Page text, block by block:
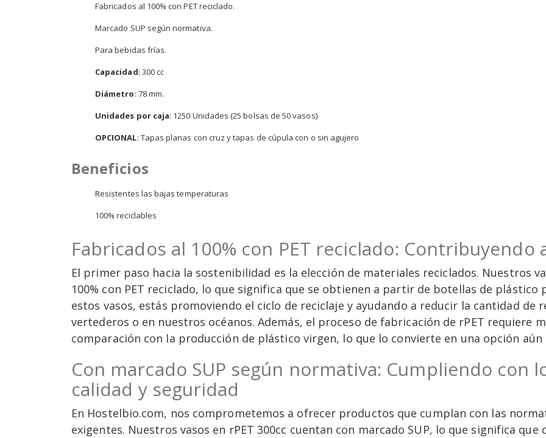
Fabricados al 100% con PET reciclado.
Marcado SUP según normativa.
Para bebidas frías.
Capacidad: 300 cc
Diámetro: 78 mm.
Unidades por caja: 1250 Unidades (25 bolsas de 50 vasos)
OPCIONAL: Tapas planas con cruz y tapas de cúpula con o sin agujero
Beneficios
Resistentes las bajas temperaturas
100% reciclables
Fabricados al 100% con PET reciclado: Contribuyendo
El primer paso hacia la sostenibilidad es la elección de materiales reciclados. Nuestros
100% con PET reciclado, lo que significa que se obtienen a partir de botellas de
estos vasos, estás promoviendo el ciclo de reciclaje y ayudando a reducir la cantidad de
vertederos o en nuestros océanos. Además, el proceso de fabricación de rPET requiere
comparación con la producción de plástico virgen, lo que lo convierte en una opción aún
Con marcado SUP según normativa: Cumpliendo con
calidad y seguridad
En Hostelbio.com, nos comprometemos a ofrecer productos que cumplan con las
exigentes. Nuestros vasos en rPET 300cc cuentan con marcado SUP, lo que significa que